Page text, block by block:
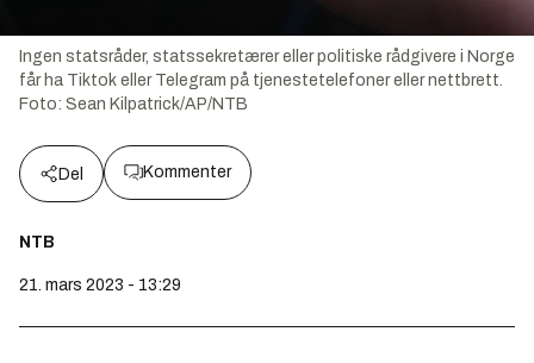
Ingen statsråder, statssekretærer eller politiske rådgivere i Norge
får ha Tiktok eller Telegram på tjenestetelefoner eller nettbrett.
Foto: Sean Kilpatrick/AP/NTB
Del Kommenter
NTB
21. mars 2023 - 13:29